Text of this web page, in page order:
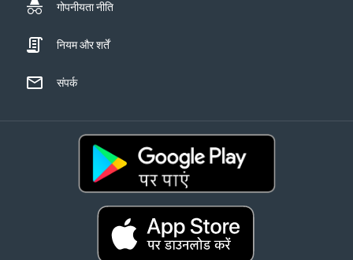
गोपनीयता नीति
नियम और शर्तें
संपर्क